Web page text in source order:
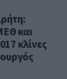
και
κλίνες